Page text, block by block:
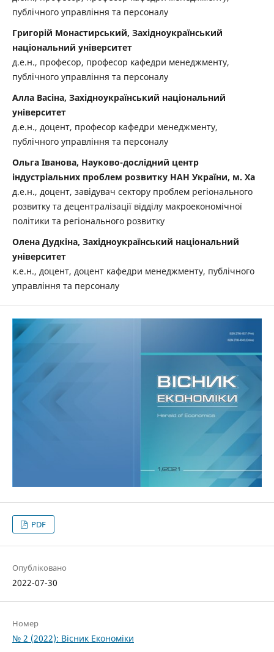
публічного управління та персоналу
Григорій Монастирський, Західноукраїнський
національний університет
д.е.н., професор, професор кафедри менеджменту,
публічного управління та персоналу
Алла Васіна, Західноукраїнський національний
університет
д.е.н., доцент, професор кафедри менеджменту,
публічного управління та персоналу
Ольга Іванова, Науково-дослідний центр
індустріальних проблем розвитку НАН України, м. Ха
д.е.н., доцент, завідувач сектору проблем регіонального
розвитку та децентралізації відділу макроекономічної
політики та регіонального розвитку
Олена Дудкіна, Західноукраїнський національний
університет
к.е.н., доцент, доцент кафедри менеджменту, публічного
управління та персоналу
PDF
Опубліковано
2022-07-30
Номер
№ 2 (2022): Вісник Економіки